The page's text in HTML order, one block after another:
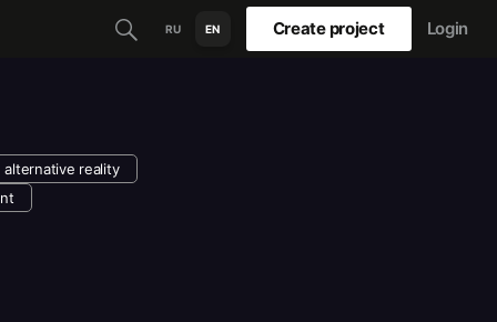
RU EN Create project Login
alternative reality